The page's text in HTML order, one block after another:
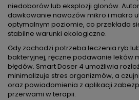
niedoborów lub eksplozji glonów.
dawkowanie nawozów mikro i makro
optymalnym poziomie, co przekłada
stabilne warunki ekologiczne.
Gdy zachodzi potrzeba leczenia ryb
bakteryjnej, ręczne podawanie leków
błędów. Smart Doser 4 umożliwia
minimalizuje stres organizmów, a
oraz powiadomienia z aplikacji
przerwami w terapii.